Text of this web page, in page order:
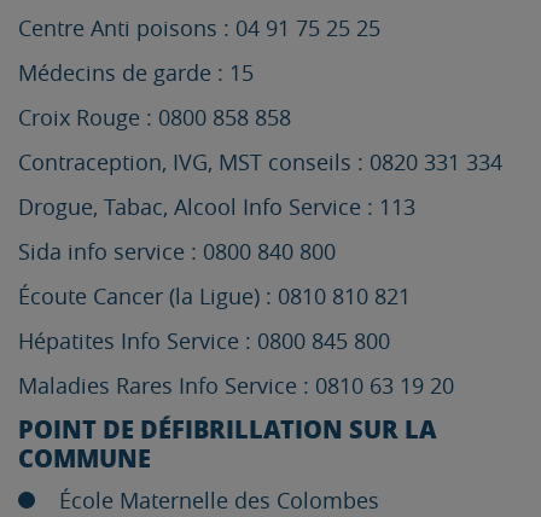
Centre Anti poisons : 04 91 75 25 25
Médecins de garde : 15
Croix Rouge : 0800 858 858
Contraception, IVG, MST conseils : 0820 331 334
Drogue, Tabac, Alcool Info Service : 113
Sida info service : 0800 840 800
Écoute Cancer (la Ligue) : 0810 810 821
Hépatites Info Service : 0800 845 800
Maladies Rares Info Service : 0810 63 19 20
POINT DE DÉFIBRILLATION SUR LA
COMMUNE
École Maternelle des Colombes